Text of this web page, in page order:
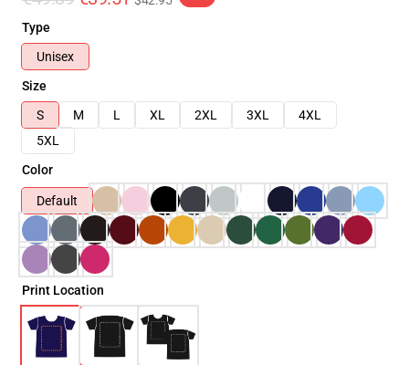
Type
Unisex
Size
S
M L XL 2XL 3XL
4XL
5XL
Color
Default
Print Location